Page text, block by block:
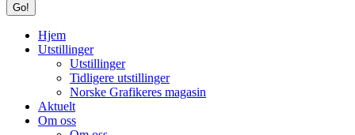
Hjem
Utstillinger
Utstillinger
Tidligere utstillinger
Norske Grafikeres magasin
Aktuelt
Om oss